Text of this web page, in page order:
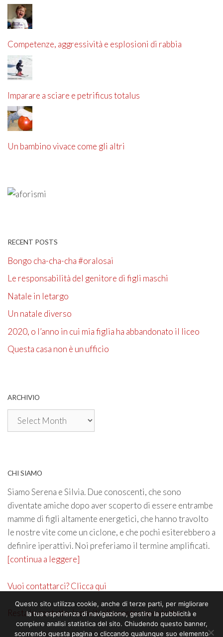
Competenze, aggressività e esplosioni di rabbia
Imparare a sciare e petrificus totalus
Un bambino vivace come gli altri
RECENT POSTS
Bongo cha-cha-cha #oralosai
Le responsabilità del genitore di figli maschi
Natale in letargo
Un natale diverso
2020, o l’anno in cui mia figlia ha abbandonato il liceo
Questa casa non è un ufficio
ARCHIVIO
Archivio
CHI SIAMO
Siamo Serena e Silvia. Due conoscenti, che sono
diventate amiche dopo aver scoperto di essere entrambe
mamme di figli altamente energetici, che hanno travolto
le nostre vite come un ciclone, e che pochi esiterebbero a
definire iperattivi. Noi preferiamo il termine amplificati.
[continua a leggere]
Vuoi contattarci? Clicca qui
Resta in contatto. Iscriviti alla nostra newsletter
Questo sito utilizza cookie, anche di terze parti, per migliorare
la tua esperienza di navigazione, gestire la pubblicità e
compiere analisi statistica del sito. Chiudendo questo banner,
scorrendo questa pagina o cliccando qualunque suo elemento